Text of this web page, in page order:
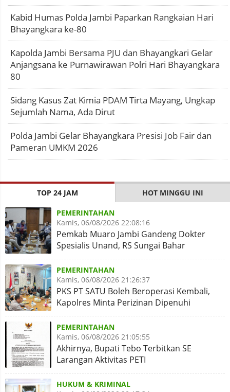
Kabid Humas Polda Jambi Paparkan Rangkaian Hari
Bhayangkara ke-80
Kapolda Jambi Bersama PJU dan Bhayangkari Gelar
Anjangsana ke Purnawirawan Polri Hari Bhayangkara
80
Sidang Kasus Zat Kimia PDAM Tirta Mayang, Ungkap
Sejumlah Nama, Ada Dirut
Polda Jambi Gelar Bhayangkara Presisi Job Fair dan
Pameran UMKM 2026
TOP 24 JAM HOT MINGGU INI
PEMERINTAHAN
Kamis, 06/08/2026 22:08:16
Pemkab Muaro Jambi Gandeng Dokter
Spesialis Unand, RS Sungai Bahar
Disiapkan Naik Kelas
PEMERINTAHAN
Kamis, 06/08/2026 21:26:37
PKS PT SATU Boleh Beroperasi Kembali,
Kapolres Minta Perizinan Dipenuhi
PEMERINTAHAN
Kamis, 06/08/2026 21:05:55
Akhirnya, Bupati Tebo Terbitkan SE
Larangan Aktivitas PETI
HUKUM & KRIMINAL